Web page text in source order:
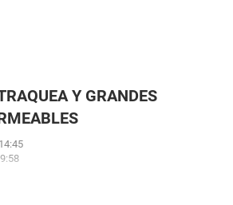
Y GRANDES